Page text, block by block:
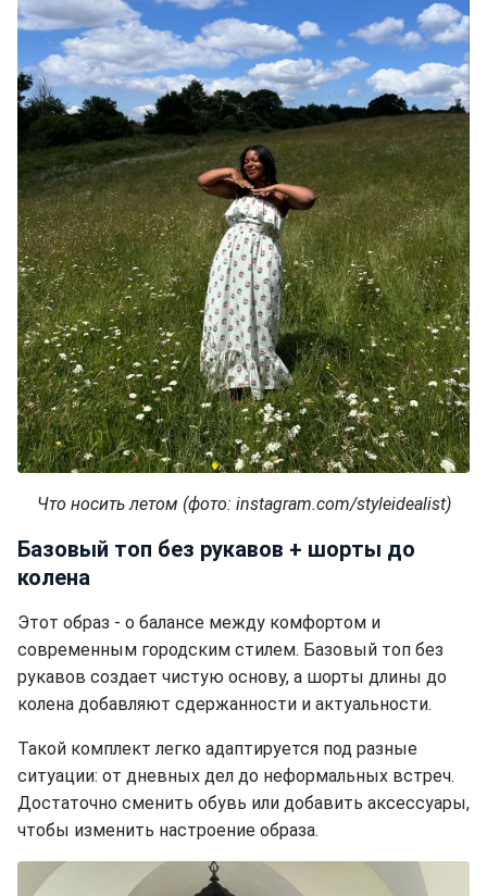
Что носить летом (фото: instagram.com/styleidealist)
Базовый топ без рукавов + шорты до
колена
Этот образ - о балансе между комфортом и
современным городским стилем. Базовый топ без
рукавов создает чистую основу, а шорты длины до
колена добавляют сдержанности и актуальности.
Такой комплект легко адаптируется под разные
ситуации: от дневных дел до неформальных встреч.
Достаточно сменить обувь или добавить аксессуары,
чтобы изменить настроение образа.